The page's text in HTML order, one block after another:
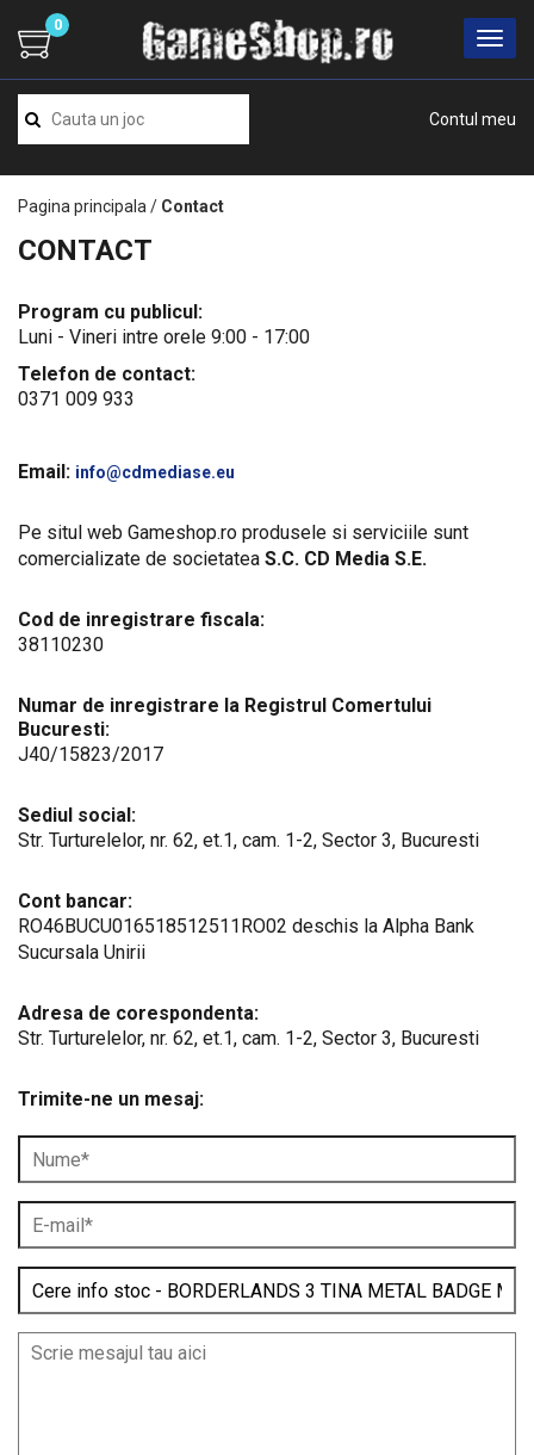
Contul meu
0
Pagina principala / Contact
CONTACT
Program cu publicul:
Luni - Vineri intre orele 9:00 - 17:00
Telefon de contact:
0371 009 933
Email: info@cdmediase.eu
Pe situl web Gameshop.ro produsele si serviciile sunt
comercializate de societatea S.C. CD Media S.E.
Cod de inregistrare fiscala:
38110230
Numar de inregistrare la Registrul Comertului
Bucuresti:
J40/15823/2017
Sediul social:
Str. Turturelelor, nr. 62, et.1, cam. 1-2, Sector 3, Bucuresti
Cont bancar:
RO46BUCU016518512511RO02 deschis la Alpha Bank
Sucursala Unirii
Adresa de corespondenta:
Str. Turturelelor, nr. 62, et.1, cam. 1-2, Sector 3, Bucuresti
Trimite-ne un mesaj: